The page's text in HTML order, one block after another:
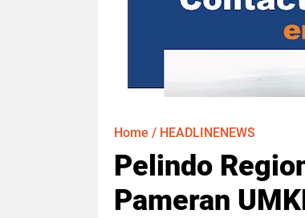
Home / HEADLINENEWS
Pelindo
Pameran